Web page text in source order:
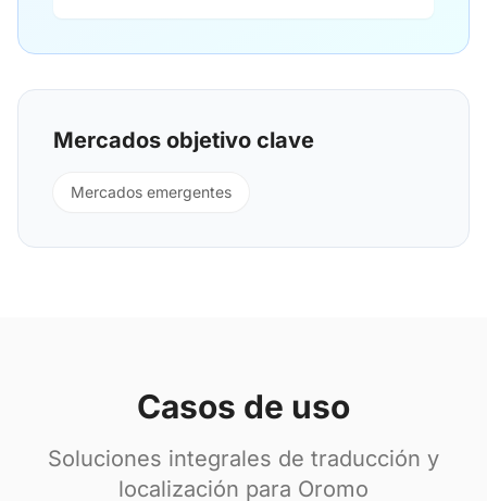
Mercados objetivo clave
Mercados emergentes
Casos de uso
Soluciones integrales de traducción y
localización para Oromo